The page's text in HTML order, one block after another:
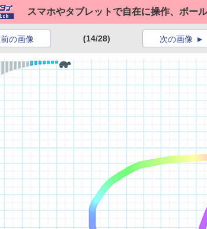
スマホやタブレットで自在に操作、ボー
前の画像 (14/28) 次の画像